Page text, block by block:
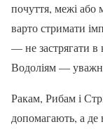
почуття, межі
варто стримати
— не застрягати в
Водоліям —
Ракам, Рибам і
допомагають, а де